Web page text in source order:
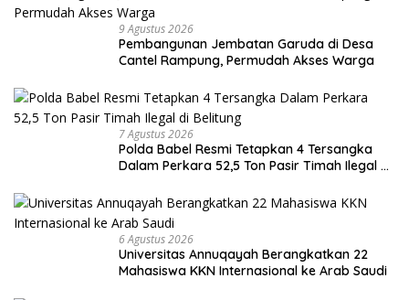
9 Agustus 2026
Pembangunan Jembatan Garuda di Desa
Cantel Rampung, Permudah Akses Warga
7 Agustus 2026
Polda Babel Resmi Tetapkan 4 Tersangka
Dalam Perkara 52,5 Ton Pasir Timah Ilegal di
6 Agustus 2026
Universitas Annuqayah Berangkatkan 22
Mahasiswa KKN Internasional ke Arab Saudi